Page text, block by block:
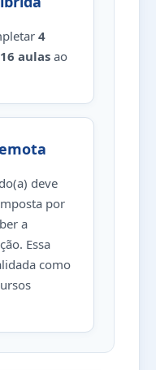
4
16 aulas ao
deve
por
a
Essa
como